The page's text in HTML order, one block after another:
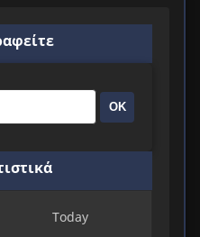
ΟΚ
Today